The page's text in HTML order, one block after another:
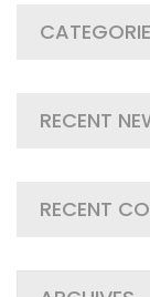
RECENT
RECENT